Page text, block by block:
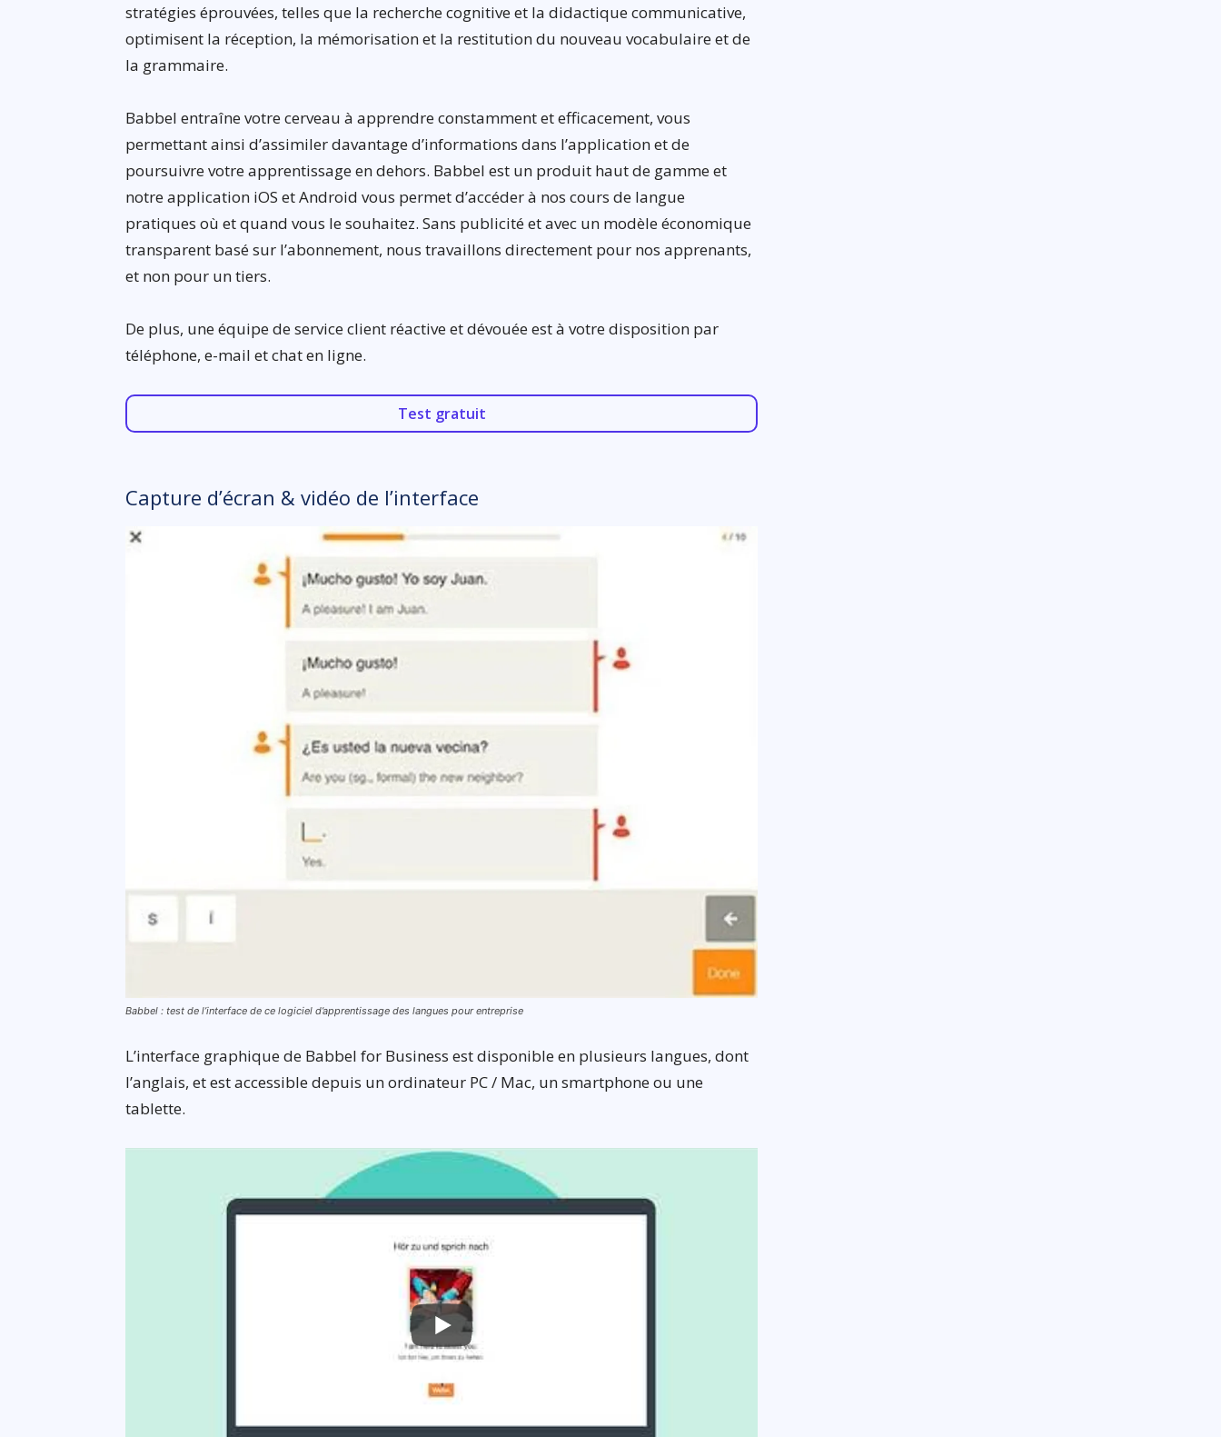
stratégies éprouvées, telles que la recherche cognitive et la didactique communicative,
optimisent la réception, la mémorisation et la restitution du nouveau vocabulaire et de
la grammaire.
Babbel entraîne votre cerveau à apprendre constamment et efficacement, vous
permettant ainsi d’assimiler davantage d’informations dans l’application et de
poursuivre votre apprentissage en dehors. Babbel est un produit haut de gamme et
notre application iOS et Android vous permet d’accéder à nos cours de langue
pratiques où et quand vous le souhaitez. Sans publicité et avec un modèle économique
transparent basé sur l’abonnement, nous travaillons directement pour nos apprenants,
et non pour un tiers.
De plus, une équipe de service client réactive et dévouée est à votre disposition par
téléphone, e-mail et chat en ligne.
Test gratuit
Capture d’écran & vidéo de l’interface
Babbel : test de l’interface de ce logiciel d’apprentissage des langues pour entreprise
L’interface graphique de Babbel for Business est disponible en plusieurs langues, dont
l’anglais, et est accessible depuis un ordinateur PC / Mac, un smartphone ou une
tablette.